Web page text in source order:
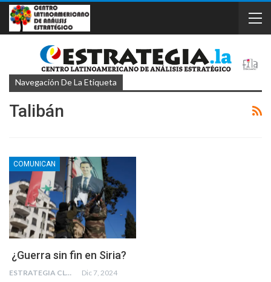
Navegación De La Etiqueta
Talibán
COMUNICAN
¿Guerra sin fin en Siria?
ESTRATEGIA CLAE Dic 7, 2024